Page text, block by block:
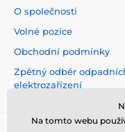
O společnosti
Volné pozice
Obchodní podmínky
Zpětný odběr
elektrozařízení
Na tomto webu